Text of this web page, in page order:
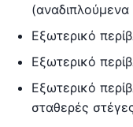
Εξωτερικό
Εξωτερικό
Εξωτερικό
σταθερές